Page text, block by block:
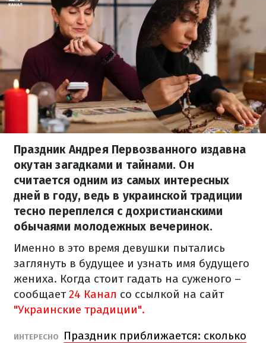
Праздник Андрея Первозванного издавна
окутан загадками и тайнами. Он
считается одним из самых интересных
дней в году, ведь в украинской традиции
тесно переплелся с дохристианскими
обычаями молодежных вечеринок.
Именно в это время девушки пытались
заглянуть в будущее и узнать имя будущего
жениха. Когда стоит гадать на суженого –
сообщает24 Канал со ссылкой на сайт
"Украинские традиции".
ИНТЕРЕСНО
Праздник приближается: сколько